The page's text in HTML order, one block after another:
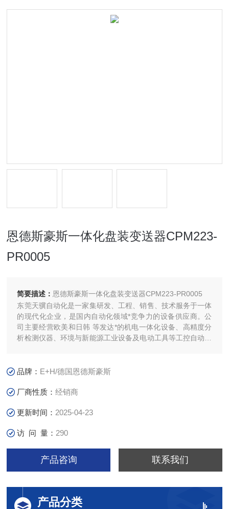
恩德斯豪斯一体化盘装变送器CPM223-
PR0005
简要描述： 恩德斯豪斯一体化盘装变送器CPM223-PR0005
东莞天骥自动化是一家集研发、工程、销售、技术服务于一体
的现代化企业，是国内自动化领域*竞争力的设备供应商。公
司主要经营欧美和日韩 等发达*的机电一体化设备、高精度分
析检测仪器、环境与新能源工业设备及电动工具等工控自动化
品牌： E+H/德国恩德斯豪斯
厂商性质：经销商
更新时间： 2025-04-23
访 问 量： 290
产品咨询 联系我们
产品分类